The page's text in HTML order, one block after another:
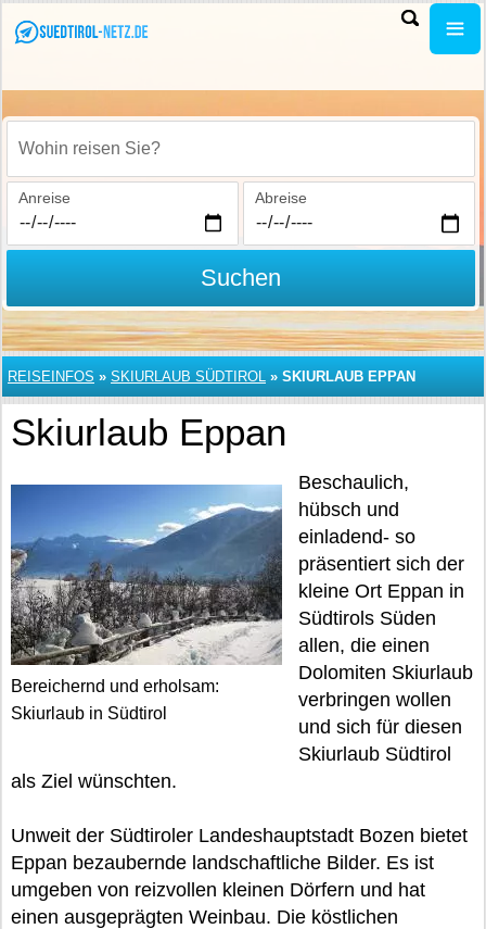
Wohin reisen Sie?
Anreise Abreise
Suchen
REISEINFOS » SKIURLAUB SÜDTIROL » SKIURLAUB EPPAN
Skiurlaub Eppan
Bereichernd und erholsam:
Skiurlaub in Südtirol
Beschaulich,
hübsch und
einladend- so
präsentiert sich der
kleine Ort Eppan in
Südtirols Süden
allen, die einen
Dolomiten Skiurlaub
verbringen wollen
und sich für diesen
Skiurlaub Südtirol
als Ziel wünschten.
Unweit der Südtiroler Landeshauptstadt Bozen bietet
Eppan bezaubernde landschaftliche Bilder. Es ist
umgeben von reizvollen kleinen Dörfern und hat
einen ausgeprägten Weinbau. Die köstlichen